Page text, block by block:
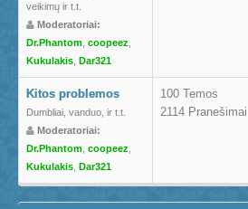
veikimų ir t.t.
Moderatoriai:
Dr.Phantom coopeez
Kukulakis Dar321
Kitos problemos
Dumbliai, vanduo, ir t.t.
Moderatoriai:
Dr.Phantom coopeez
Kukulakis Dar321
100 Temos
2114 Pranešimai